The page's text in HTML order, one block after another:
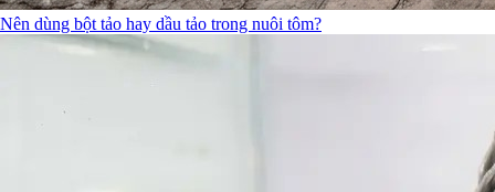
Nên dùng bột tảo hay dầu tảo trong nuôi tôm?